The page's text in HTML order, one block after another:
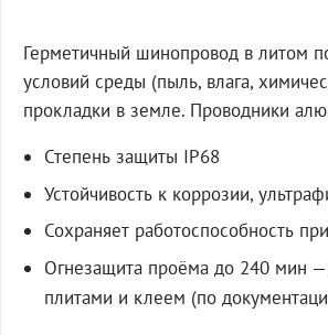
Герметичный шинопровод в литом
условий среды (пыль, влага,
прокладки в земле. Проводники
Степень защиты IP68
Устойчивость к коррозии,
Сохраняет работоспособность
Огнезащита проёма до 240 мин
плитами и клеем (по